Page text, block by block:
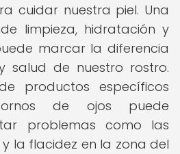
cuidar nuestra piel. Una
limpieza, hidratación y
marcar la diferencia
salud de nuestro rostro.
productos específicos
de ojos puede
problemas como las
la flacidez en la zona del